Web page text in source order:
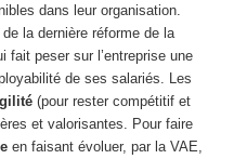
dans leur organisation.
la dernière réforme de la
fait peser sur l’entreprise une
de ses salariés. Les
(pour rester compétitif et
et valorisantes. Pour faire
en faisant évoluer, par la VAE,